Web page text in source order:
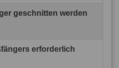
geschnitten werden
erforderlich